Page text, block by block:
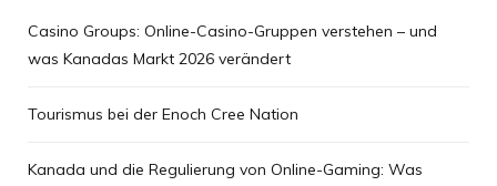
Casino Groups: Online-Casino-Gruppen verstehen – und
was Kanadas Markt 2026 verändert
Tourismus bei der Enoch Cree Nation
Kanada und die Regulierung von Online-Gaming: Was